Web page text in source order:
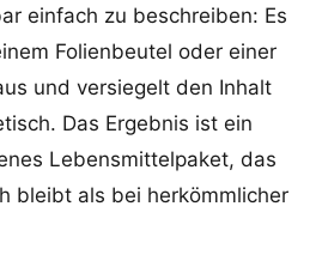
einfach zu beschreiben: Es
Folienbeutel oder einer
und versiegelt den Inhalt
Das Ergebnis ist ein
Lebensmittelpaket, das
bleibt als bei herkömmlicher